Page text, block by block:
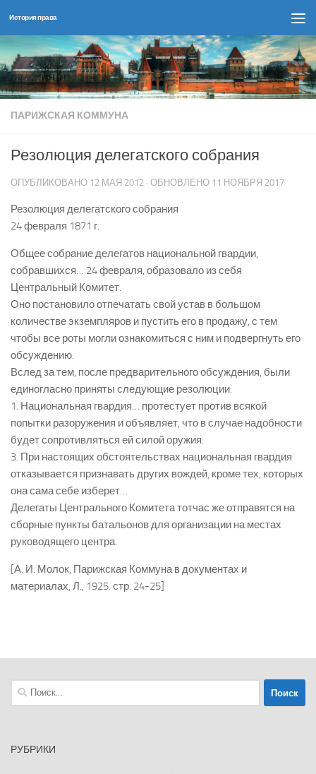
Перейти к содержимому
История права
ПАРИЖСКАЯ КОММУНА
Резолюция делегатского собрания
ОПУБЛИКОВАНО 12 МАЯ 2012 · ОБНОВЛЕНО 11 НОЯБРЯ 2017
Резолюция делегатского собрания
24 февраля 1871 г.
Общее собрание делегатов национальной гвардии,
собравшихся… 24 февраля, образовало из себя
Центральный Комитет.
Оно постановило отпечатать свой устав в большом
количестве экземпляров и пустить его в продажу, с тем
чтобы все роты могли ознакомиться с ним и подвергнуть его
обсуждению.
Вслед за тем, после предварительного обсуждения, были
единогласно приняты следующие резолюции:
1. Национальная гвардия… протестует против всякой
попытки разоружения и объявляет, что в случае надобности
будет сопротивляться ей силой оружия.
3. При настоящих обстоятельствах национальная гвардия
отказывается признавать других вождей, кроме тех, которых
она сама себе изберет…
Делегаты Центрального Комитета тотчас же отправятся на
сборные пункты батальонов для организации на местах
руководящего центра.
[А. И. Молок, Парижская Коммуна в документах и
материалах, Л., 1925. стр. 24-25]
Найти:
РУБРИКИ